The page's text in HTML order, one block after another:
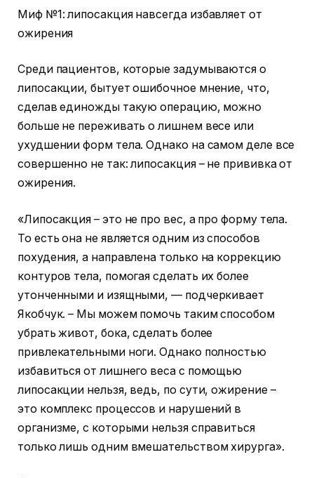
Миф №1: липосакция навсегда избавляет от
ожирения
Среди пациентов, которые задумываются о
липосакции, бытует ошибочное мнение, что,
сделав единожды такую операцию, можно
больше не переживать о лишнем весе или
ухудшении форм тела. Однако на самом деле все
совершенно не так: липосакция – не прививка от
ожирения.
«Липосакция – это не про вес, а про форму тела.
То есть она не является одним из способов
похудения, а направлена только на коррекцию
контуров тела, помогая сделать их более
утонченными и изящными, — подчеркивает
Якобчук. – Мы можем помочь таким способом
убрать живот, бока, сделать более
привлекательными ноги. Однако полностью
избавиться от лишнего веса с помощью
липосакции нельзя, ведь, по сути, ожирение –
это комплекс процессов и нарушений в
организме, с которыми нельзя справиться
только лишь одним вмешательством хирурга».